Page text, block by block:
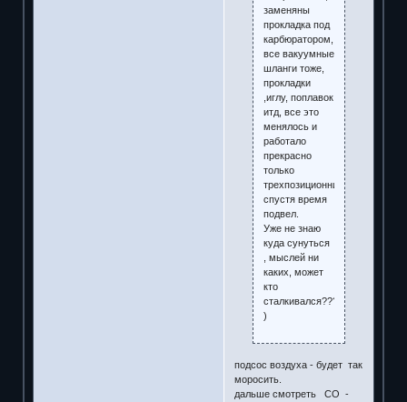
заменяны
прокладка под
карбюратором,
все вакуумные
шланги тоже,
прокладки
,иглу, поплавок
итд, все это
менялось и
работало
прекрасно
только
трехпозиционник
спустя время
подвел.
Уже не знаю
куда сунуться
, мыслей ни
каких, может
кто
сталкивался???
)
подсос воздуха - будет так
моросить.
дальше смотреть СО -